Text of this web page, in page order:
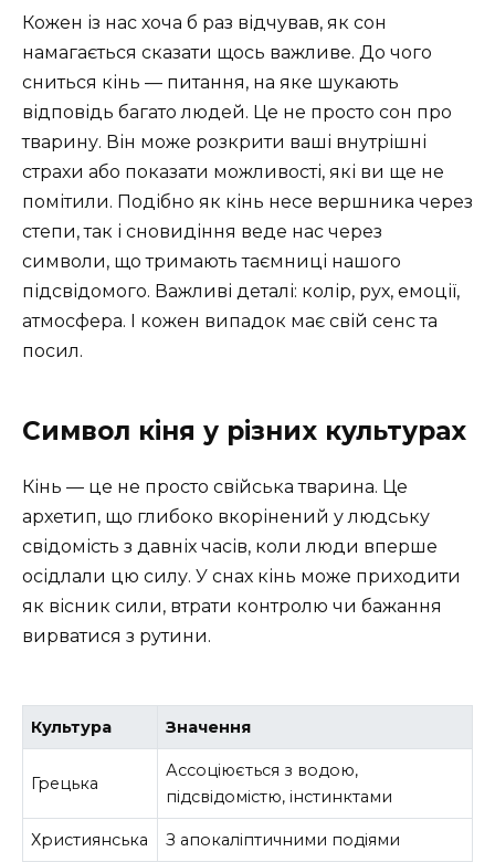
Кожен із нас хоча б раз відчував, як сон
намагається сказати щось важливе. До чого
сниться кінь — питання, на яке шукають
відповідь багато людей. Це не просто сон про
тварину. Він може розкрити ваші внутрішні
страхи або показати можливості, які ви ще не
помітили. Подібно як кінь несе вершника через
степи, так і сновидіння веде нас через
символи, що тримають таємниці нашого
підсвідомого. Важливі деталі: колір, рух, емоції,
атмосфера. І кожен випадок має свій сенс та
посил.
Символ кіня у різних культурах
Кінь — це не просто свійська тварина. Це
архетип, що глибоко вкорінений у людську
свідомість з давніх часів, коли люди вперше
осідлали цю силу. У снах кінь може приходити
як вісник сили, втрати контролю чи бажання
вирватися з рутини.
Культура Значення
Грецька
Ассоціюється з водою,
підсвідомістю, інстинктами
Християнська З апокаліптичними подіями